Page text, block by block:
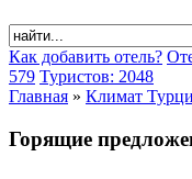
Как добавить отель?
579 Туристов: 2048
Главная » Климат
Горящие